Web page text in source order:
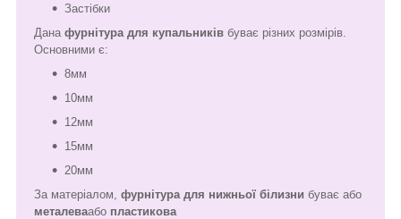
Застібки
Дана фурнітура для купальників буває різних розмірів.
Основними є:
8мм
10мм
12мм
15мм
20мм
За матеріалом, фурнітура для нижньої білизни буває або
металеваабо пластикова